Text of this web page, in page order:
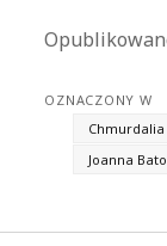
OZNACZONY W
Chmurdalia
Joanna